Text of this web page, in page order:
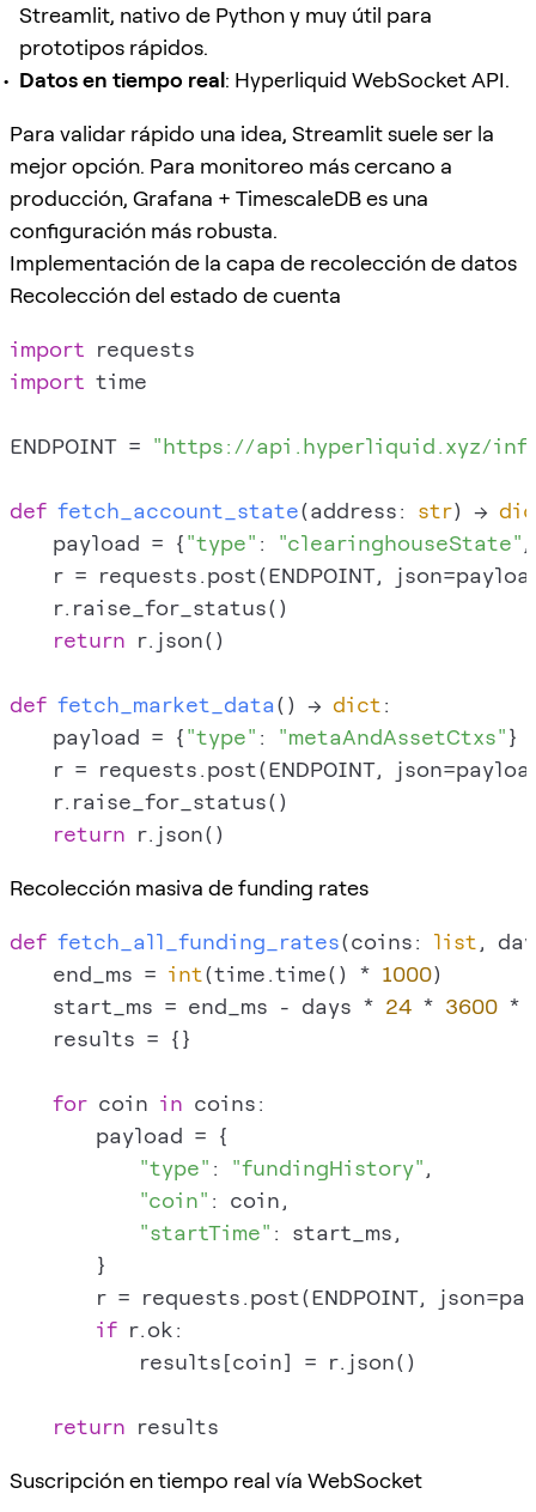
Streamlit, nativo de Python y muy útil para
prototipos rápidos.
Datos en tiempo real: Hyperliquid WebSocket API.
Para validar rápido una idea, Streamlit suele ser la
mejor opción. Para monitoreo más cercano a
producción, Grafana + TimescaleDB es una
configuración más robusta.
Implementación de la capa de recolección de datos
Recolección del estado de cuenta
import
import time
ENDPOINT = "https://api.hyperliquid.xyz/
def fetch_account_state(address: str) ->
    payload = {
"type" : "clearinghouseState"
r = requests.post(ENDPOINT,
    r.raise_for_status()
return r.json()
def fetch_market_data() -> dict:
    payload = {
"type" : "metaAndAssetCtxs"}
r = requests.post(ENDPOINT,
    r.raise_for_status()
return
Recolección masiva de funding rates
def fetch_all_funding_rates(coins: list,
    end_ms =
int(time.time() * 1000)
    start_ms = end_ms - days *
24 * 3600 *
    results = {}
for coin in coins:
        payload = {
"type" : "fundingHistory",
"coin" : coin,
"startTime" : start_ms,
        }
r = requests.post(ENDPOINT,
if r.ok:
            results[coin] = r.json()
return
Suscripción en tiempo real vía WebSocket